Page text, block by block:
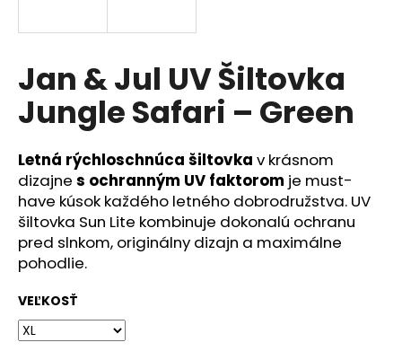
Jan & Jul UV Šiltovka
Jungle Safari – Green
Letná rýchloschnúca šiltovka v krásnom
dizajne s ochranným UV faktorom je must-
have kúsok každého letného dobrodružstva. UV
šiltovka Sun Lite kombinuje dokonalú ochranu
pred slnkom, originálny dizajn a maximálne
pohodlie.
VEĽKOSŤ
s
ť
?
HĽADAŤ
d
p
o